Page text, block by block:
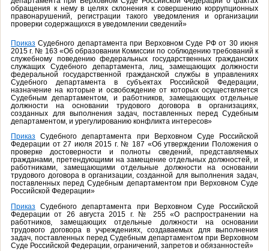
обращения к нему в целях склонения к совершению коррупционных
правонарушений, регистрации такого уведомления и организации
проверки содержащихся в уведомлении сведений»
Приказ Судебного департамента при Верховном Суде РФ от 30 июня
2015 г. № 163 «Об образовании Комиссии по соблюдению требований к
служебному поведению федеральных государственных гражданских
служащих Судебного департамента, лиц, замещающих должности
федеральной государственной гражданской службы в управлениях
Судебного департамента в субъектах Российской Федерации,
назначение на которые и освобождение от которых осуществляется
Судебным департаментом, и работников, замещающих отдельные
должности на основании трудового договора в организациях,
созданных для выполнения задач, поставленных перед Судебным
департаментом, и урегулированию конфликта интересов»
Приказ Судебного департамента при Верховном Суде Российской
Федерации от 27 июля 2015 г. № 187 «Об утверждении Положения о
проверке достоверности и полноты сведений, представляемых
гражданами, претендующими на замещение отдельных должностей, и
работниками, замещающими отдельные должности на основании
трудового договора в организации, созданной для выполнения задач,
поставленных перед Судебным департаментом при Верховном Суде
Российской Федерации»
Приказ Судебного департамента при Верховном Суде Российской
Федерации от 26 августа 2015 г. № 255 «О распространении на
работников, замещающих отдельные должности на основании
трудового договора в учреждениях, создаваемых для выполнения
задач, поставленных перед Судебным департаментом при Верховном
Суде Российской Федерации, ограничений, запретов и обязанностей»